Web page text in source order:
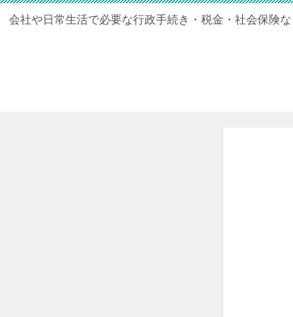
会社や日常生活で必要な行政手続き・税金・社会保険な